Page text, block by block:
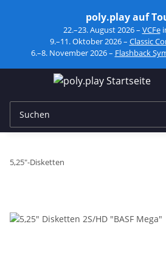
poly.play auf
22.–23. August 2026 – VCFe
9.–11. Oktober 2026 – Classic
6.–8. November 2026 – Flashback
5,25"-Disketten